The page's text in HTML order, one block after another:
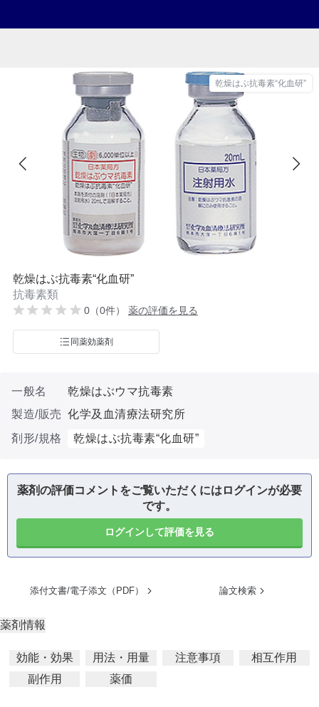
乾燥はぶ抗毒素“化血研”
乾燥はぶ抗毒素“化血研”
抗毒素類
0（0件） 薬の評価を見る
同薬効薬剤
一般名
乾燥はぶウマ抗毒素
製造/販売 化学及血清療法研究所
剤形/規格
乾燥はぶ抗毒素“化血研”
薬剤の評価コメントをご覧いただくにはログインが必要
です。
ログインして評価を見る
添付文書/電子添文（PDF） 論文検索
薬剤情報
効能・効果 用法・用量 注意事項
相互作用
副作用
薬価